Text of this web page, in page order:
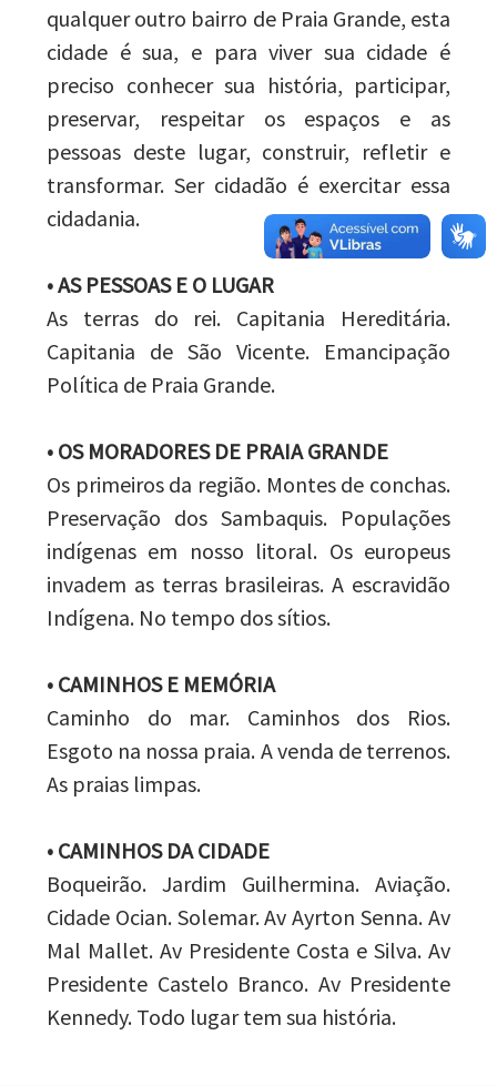
qualquer outro bairro de Praia Grande, esta
cidade é sua, e para viver sua cidade é
preciso conhecer sua história, participar,
preservar, respeitar os espaços e as
pessoas deste lugar, construir, refletir e
transformar. Ser cidadão é exercitar essa
cidadania.
• AS PESSOAS E O LUGAR
As terras do rei. Capitania Hereditária.
Capitania de São Vicente. Emancipação
Política de Praia Grande.
• OS MORADORES DE PRAIA GRANDE
Os primeiros da região. Montes de conchas.
Preservação dos Sambaquis. Populações
indígenas em nosso litoral. Os europeus
invadem as terras brasileiras. A escravidão
Indígena. No tempo dos sítios.
• CAMINHOS E MEMÓRIA
Caminho do mar. Caminhos dos Rios.
Esgoto na nossa praia. A venda de terrenos.
As praias limpas.
• CAMINHOS DA CIDADE
Boqueirão. Jardim Guilhermina. Aviação.
Cidade Ocian. Solemar. Av Ayrton Senna. Av
Mal Mallet. Av Presidente Costa e Silva. Av
Presidente Castelo Branco. Av Presidente
Kennedy. Todo lugar tem sua história.